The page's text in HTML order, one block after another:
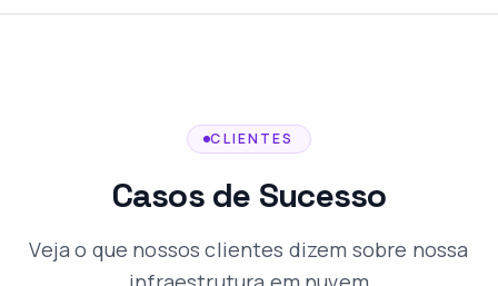
CLIENTES
Casos de Sucesso
Veja o que nossos clientes dizem sobre nossa